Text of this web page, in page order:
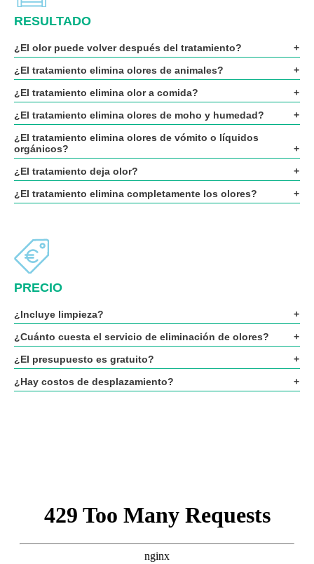
RESULTADO
¿El olor puede volver después del tratamiento?
¿El tratamiento elimina olores de animales?
¿El tratamiento elimina olor a comida?
¿El tratamiento elimina olores de moho y humedad?
¿El tratamiento elimina olores de vómito o líquidos
orgánicos?
¿El tratamiento deja olor?
¿El tratamiento elimina completamente los olores?
PRECIO
¿Incluye limpieza?
¿Cuánto cuesta el servicio de eliminación de olores?
¿El presupuesto es gratuito?
¿Hay costos de desplazamiento?